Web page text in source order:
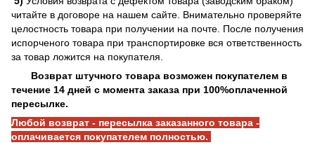
читайте в договоре на нашем сайте. Внимательно проверяйте
целостность товара при получении на почте. После получения
испорченого товара при транспортировке вся ответственность
за товар ложится на покупателя.
Возврат штучного товара возможен покупателем в
течение 14 дней с момента заказа при 100%оплаченной
пересылке.
Любой возврат - пересылка заказанного товара -
оплачивается покупателем полностью.